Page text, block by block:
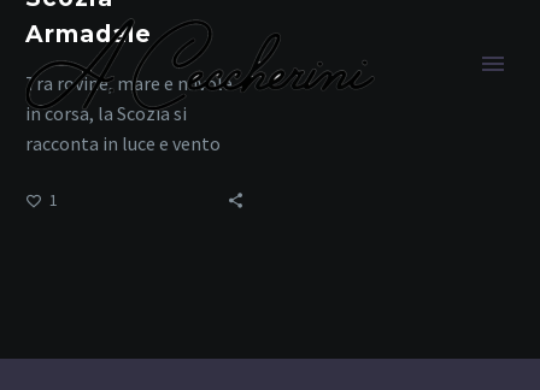
Armadale
Tra rovine, mare e nuvole
in corsa, la Scozia si
racconta in luce e vento
1